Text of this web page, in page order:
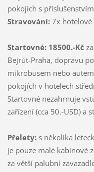
pokojích s
Stravování:7x hotelové
Startovné: 18500.-Kč
Bejrút-Praha, dopravu
mikrobusem nebo
pokojích v hotelech
Startovné nezahrnuje
zařízení (cca 50.-USD) a
Přelety:s několika
je pouze malé kabinové
za větší palubní